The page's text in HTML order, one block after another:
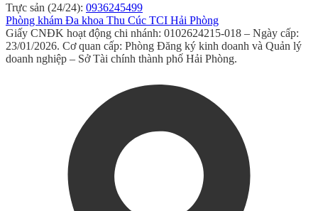
Trực sản (24/24): 0936245499
Phòng khám Đa khoa Thu Cúc TCI Hải Phòng
Giấy CNĐK hoạt động chi nhánh: 0102624215-018 – Ngày cấp:
23/01/2026. Cơ quan cấp: Phòng Đăng ký kinh doanh và Quản lý
doanh nghiệp – Sở Tài chính thành phố Hải Phòng.